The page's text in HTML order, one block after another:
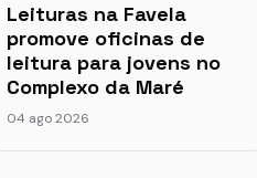
Leituras na Favela
promove oficinas de
leitura para jovens no
Complexo da Maré
04 ago 2026